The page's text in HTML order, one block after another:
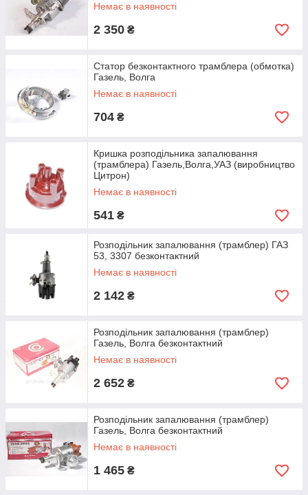
Немає в наявності
2 350 ₴
Статор безконтактного трамблера (обмотка)
Газель, Волга
Немає в наявності
704 ₴
Кришка розподільника запалювання
(трамблера) Газель,Волга,УАЗ (виробництво
Цитрон)
Немає в наявності
541 ₴
Розподільник запалювання (трамблер) ГАЗ
53, 3307 безконтактний
Немає в наявності
2 142 ₴
Розподільник запалювання (трамблер)
Газель, Волга безконтактний
Немає в наявності
2 652 ₴
Розподільник запалювання (трамблер)
Газель, Волга безконтактний
Немає в наявності
1 465 ₴